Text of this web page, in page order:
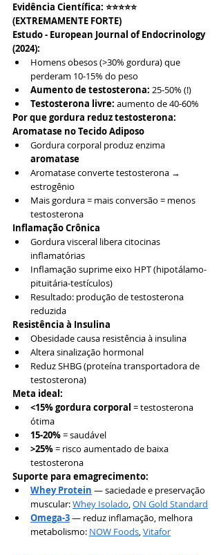
Evidência Científica: ⭐⭐⭐⭐⭐
(EXTREMAMENTE FORTE)
Estudo - European Journal of Endocrinology
(2024):
Homens obesos (>30% gordura) que
perderam 10-15% do peso
Aumento de testosterona: 25-50% (!)
Testosterona livre: aumento de 40-60%
Por que gordura reduz testosterona:
Aromatase no Tecido Adiposo
Gordura corporal produz enzima
aromatase
Aromatase converte testosterona →
estrogênio
Mais gordura = mais conversão = menos
testosterona
Inflamação Crônica
Gordura visceral libera citocinas
inflamatórias
Inflamação suprime eixo HPT (hipotálamo-
pituitária-testículos)
Resultado: produção de testosterona
reduzida
Resistência à Insulina
Obesidade causa resistência à insulina
Altera sinalização hormonal
Reduz SHBG (proteína transportadora de
testosterona)
Meta ideal:
<15% gordura corporal = testosterona
ótima
15-20% = saudável
>25% = risco aumentado de baixa
testosterona
Suporte para emagrecimento:
Whey Protein — saciedade e preservação
muscular: Whey Isolado, ON Gold Standard
Omega-3 — reduz inflamação, melhora
metabolismo: NOW Foods, Vitafor